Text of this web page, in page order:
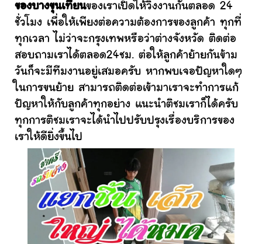
ของบางขุนเทียนของเราเปิดให้วิ่งงานกันตลอด 24
ชั่วโมง เพื่อให้เพียงต่อความต้องการของลูกค้า ทุกที่
ทุกเวลา ไม่ว่าจะกรุงเทพหรือว่าต่างจังหวัด ติดต่อ
สอบถามเราได้ตลอด24ชม. ต่อให้ลูกค้าย้ายกันข้าม
วันก็จะมีทีมงานอยู่เสมอครับ หากพบเจอปัญหาใดๆ
ในการขนย้าย สามารถติดต่อเข้ามาเราจะทำการแก้
ปัญหาให้กับลูกค้าทุกอย่าง แนะนำติชมเราก็ได้ครับ
ทุกการติชมเราจะได้นำไปปรับปรุงเรื่องบริการของ
เราให้ดียิ่งขึ้นไป